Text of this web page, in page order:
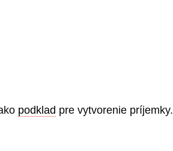
podklad pre vytvorenie príjemky.